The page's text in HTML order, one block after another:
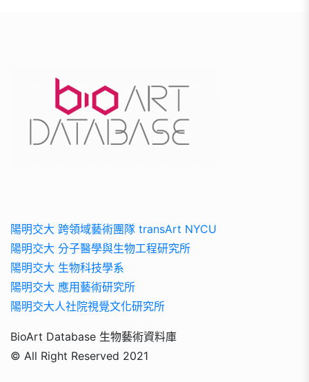
陽明交大 跨領域藝術團隊 transArt NYCU
陽明交大 分子醫學與生物工程研究所
陽明交大 生物科技學系
陽明交大 應用藝術研究所
陽明交大人社院視覺文化研究所
BioArt Database 生物藝術資料庫
© All Right Reserved 2021